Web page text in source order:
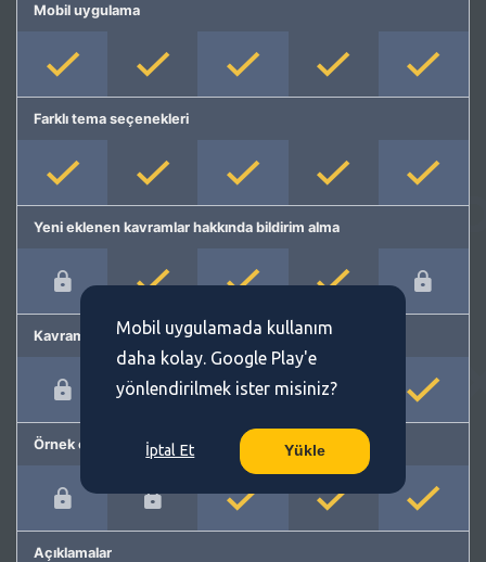
Mobil uygulama
Farklı tema seçenekleri
Yeni eklenen kavramlar hakkında bildirim alma
Kavram önerme
Örnek cümleler
Açıklamalar
Mobil uygulamada kullanım
daha kolay. Google Play'e
yönlendirilmek ister misiniz?
İptal Et Yükle